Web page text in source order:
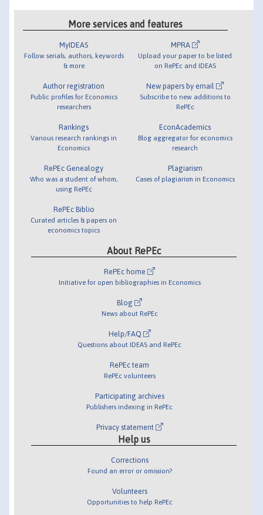
More services and features
MyIDEAS
Follow serials, authors, keywords
& more
Author registration
Public profiles for Economics
researchers
Rankings
Various research rankings in
Economics
RePEc Genealogy
Who was a student of whom,
using RePEc
RePEc Biblio
Curated articles & papers on
economics topics
MPRA
Upload your paper to be listed
on RePEc and IDEAS
New papers by email
Subscribe to new additions to
RePEc
EconAcademics
Blog aggregator for economics
research
Plagiarism
Cases of plagiarism in Economics
About RePEc
RePEc home
Initiative for open bibliographies in Economics
Blog
News about RePEc
Help/FAQ
Questions about IDEAS and RePEc
RePEc team
RePEc volunteers
Participating archives
Publishers indexing in RePEc
Privacy statement
Help us
Corrections
Found an error or omission?
Volunteers
Opportunities to help RePEc